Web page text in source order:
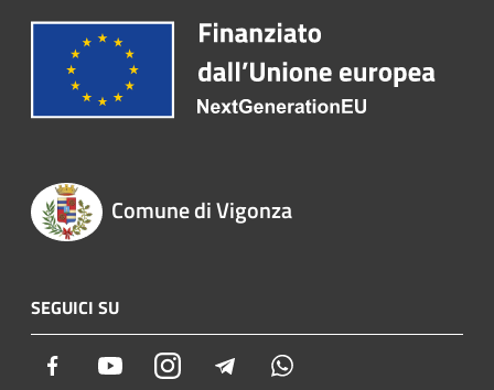
Comune di Vigonza
SEGUICI SU
Facebook YoutubeInstagram Telegram